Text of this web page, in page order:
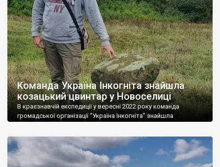
привілей на проведення чотирьох ярмарків […]
Команда Україна Інкогніта знайшла
козацький цвинтар у Новоселиці
В краєзнавчій експедиції у вересні 2022 року команда
громадської організації “Україна Інкогніта” знайшла
закладений у 18 столітті козаками із містечка Кальниболото,
ймовірно, відразу після побудови дерев’яної церкви святого
Миколая у 1753 році. На цвинтарі, який розташований на